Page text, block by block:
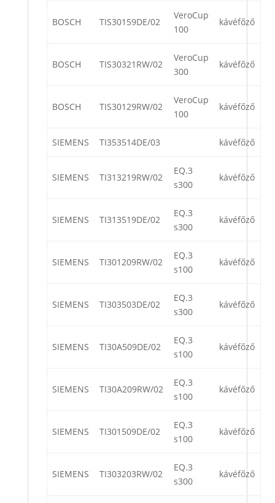
BOSCH TIS30159DE/02
VeroCup
100
kávéfőző
BOSCH TIS30321RW/02
VeroCup
300
kávéfőző
BOSCH TIS30129RW/02
VeroCup
100
kávéfőző
SIEMENS TI353514DE/03 kávéfőző
SIEMENS TI313219RW/02
EQ.3
s300
kávéfőző
SIEMENS TI313519DE/02
EQ.3
s300
kávéfőző
SIEMENS TI301209RW/02
EQ.3
s100
kávéfőző
SIEMENS TI303503DE/02
EQ.3
s300
kávéfőző
SIEMENS TI30A509DE/02
EQ.3
s100
kávéfőző
SIEMENS TI30A209RW/02
EQ.3
s100
kávéfőző
SIEMENS TI301509DE/02
EQ.3
s100
kávéfőző
SIEMENS TI303203RW/02
EQ.3
s300
kávéfőző